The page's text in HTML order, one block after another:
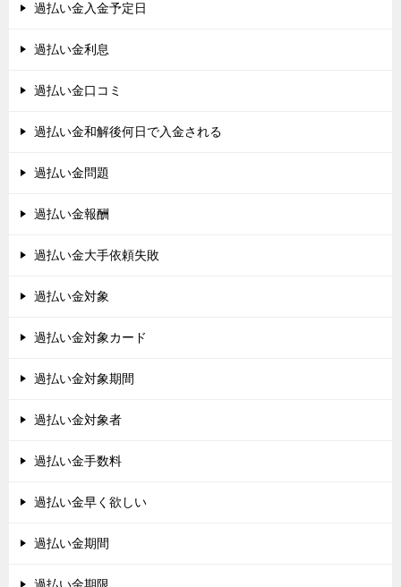
過払い金入金予定日
過払い金利息
過払い金口コミ
過払い金和解後何日で入金される
過払い金問題
過払い金報酬
過払い金大手依頼失敗
過払い金対象
過払い金対象カード
過払い金対象期間
過払い金対象者
過払い金手数料
過払い金早く欲しい
過払い金期間